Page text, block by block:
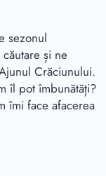
sezonul
și ne
Crăciunului.
îl pot îmbunătăți?
îmi face afacerea